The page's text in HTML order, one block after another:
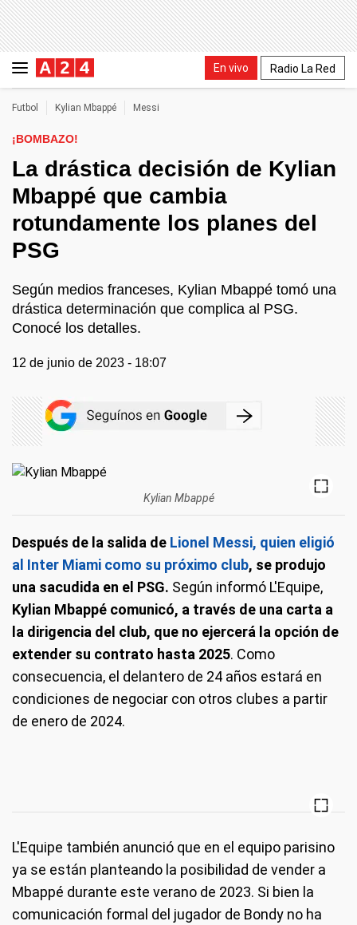
En vivo Radio La Red
Futbol Kylian Mbappé Messi
¡BOMBAZO!
La drástica decisión de Kylian
Mbappé que cambia
rotundamente los planes del
PSG
Según medios franceses, Kylian Mbappé tomó una
drástica determinación que complica al PSG.
Conocé los detalles.
12 de junio de 2023 - 18:07
Kylian Mbappé
Después de la salida de Lionel Messi, quien eligió
al Inter Miami como su próximo club, se produjo
una sacudida en el PSG. Según informó L'Equipe,
Kylian Mbappé comunicó, a través de una carta a
la dirigencia del club, que no ejercerá la opción de
extender su contrato hasta 2025. Como
consecuencia, el delantero de 24 años estará en
condiciones de negociar con otros clubes a partir
de enero de 2024.
L'Equipe también anunció que en el equipo parisino
ya se están planteando la posibilidad de vender a
Mbappé durante este verano de 2023. Si bien la
comunicación formal del jugador de Bondy no ha